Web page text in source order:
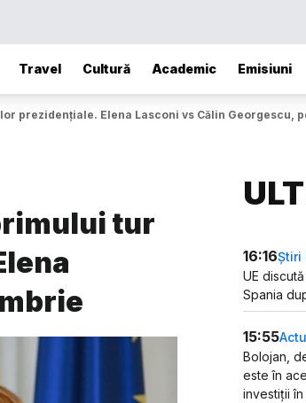
Travel Cultură Academic Emisiuni
prezidențiale. Elena Lasconi vs Călin Georgescu,
tur
16:16Știri
UE
Spania
15:55
Bolojan,
este în
investiții